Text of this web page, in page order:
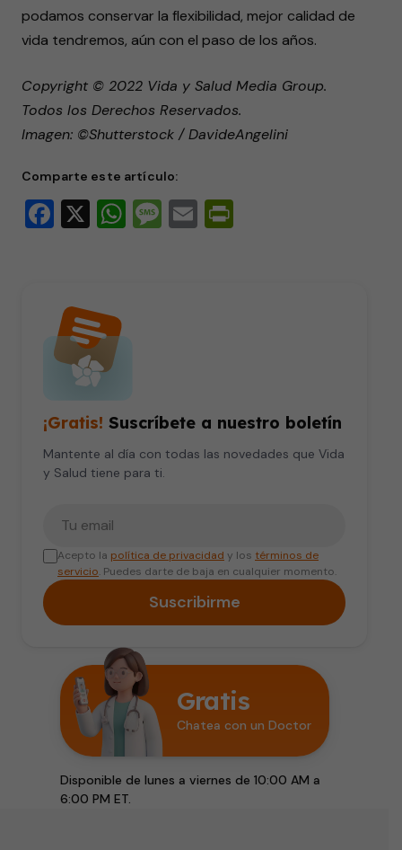
podamos conservar la flexibilidad, mejor calidad de
vida tendremos, aún con el paso de los años.
Copyright © 2022 Vida y Salud Media Group.
Todos los Derechos Reservados.
Imagen: ©Shutterstock / DavideAngelini
Comparte este artículo:
Facebook
X WhatsApp
Message
Email
¡Gratis! Suscríbete a nuestro boletín
Mantente al día con todas las novedades que Vida
y Salud tiene para ti.
Acepto la política de privacidad y los términos de
servicio. Puedes darte de baja en cualquier momento.
Suscribirme
Gratis
Chatea con un Doctor
Disponible de lunes a viernes de 10:00 AM a
6:00 PM ET.